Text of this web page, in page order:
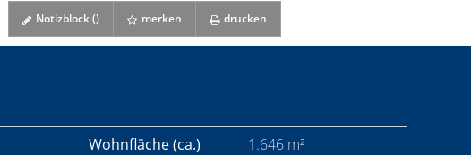
Notizblock () merken drucken
Wohnfläche (ca.) 1.646 m²